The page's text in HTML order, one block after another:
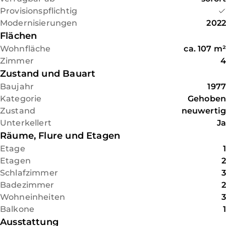
stimmiger Rückzugsort für den
erneuert und ist funktional
Esszimmer eröffnet zusätzliche
Wohnbereich ist grundsätzlich
Statikgutachten liegt bereits
Gerade bei jungen Familien aus Düsseldorf ist
Schiefbahn zunehmend gefragt. Der Ort bietet
die Ruhe und Überschaubarkeit, die in der Stadt
oft fehlt, bei gleichzeitig sehr guter Anbindung.
Über die nahegelegenen Autobahnen A52 und
A44 sind Düsseldorf, Krefeld und
Mönchengladbach schnell erreichbar.
Schulen, Kindergärten und Freizeitmöglichkeiten
befinden sich ebenfalls im direkten Umfeld und
unterstreichen die hohe Lebensqualität des
Standorts.
Ein Wohnort, der Alltag und Lebensqualität auf
angenehme Weise verbindet. Ruhig, gewachsen
und dennoch hervorragend angebunden.
Provisionspflichtig
Modernisierungen
2022
Flächen
Wohnfläche ca. 107 m²
Zimmer
4
Zustand und Bauart
Baujahr
1977
Kategorie
Gehoben
Zustand
neuwertig
Unterkellert
Ja
Räume, Flure und Etagen
Etage
1
Etagen
2
Schlafzimmer
3
Badezimmer
2
Wohneinheiten
3
Balkone
1
Ausstattung